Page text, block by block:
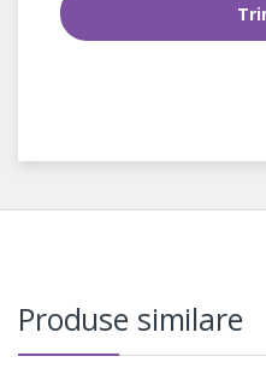
Produse similare